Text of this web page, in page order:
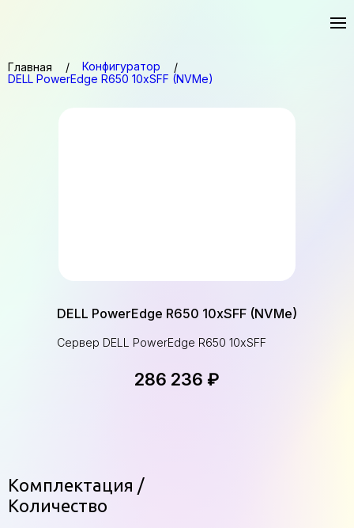
Главная
Конфигуратор
DELL PowerEdge R650 10xSFF (NVMe)
DELL PowerEdge R650 10xSFF (NVMe)
Сервер DELL PowerEdge R650 10xSFF
286 236 ₽
Комплектация
Количество